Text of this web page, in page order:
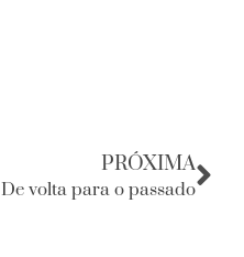
PRÓXIMA
De volta para o passado